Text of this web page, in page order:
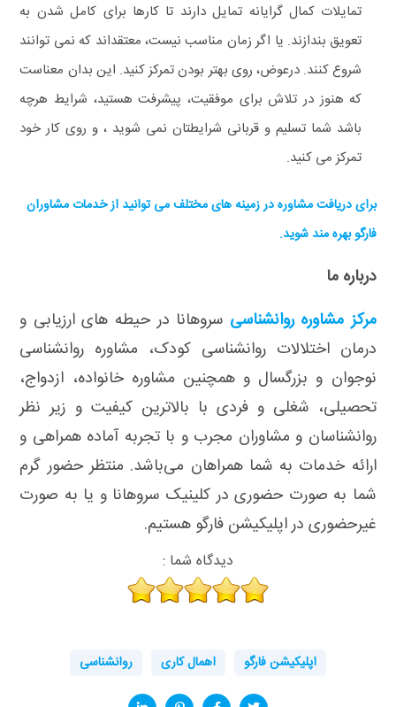
تمایلات کمال‌ گرایانه تمایل دارند تا کارها برای کامل شدن به
تعویق بندازند. یا اگر زمان مناسب نیست، معتقداند که نمی‌ توانند
شروع کنند. درعوض، روی بهتر بودن تمرکز کنید. این بدان معناست
که هنوز در تلاش برای موفقیت، پیشرفت هستید، شرایط هر‌چه
باشد شما تسلیم و قربانی شرایطتان نمی‌ شوید ، و روی کار خود
تمرکز می‌ کنید.
برای دریافت مشاوره در زمینه های مختلف می توانید از خدمات مشاوران
فارگو بهره مند شوید.
درباره ما
مرکز مشاوره روانشناسی سروهانا در حیطه های ارزیابی و
درمان اختلالات روانشناسی کودک، مشاوره روانشناسی
نوجوان و بزرگسال و همچنین مشاوره خانواده، ازدواج،
تحصیلی، شغلی و فردی با بالاترین کیفیت و زیر نظر
روانشناسان و مشاوران مجرب و با تجربه آماده همراهی و
ارائه خدمات به شما همراهان می‌باشد. منتظر حضور گرم
شما به صورت حضوری در کلینیک سروهانا و یا به صورت
غیرحضوری در اپلیکیشن فارگو هستیم.
دیدگاه شما :
اپلیکیشن فارگو اهمال‌ کاری روانشناسی